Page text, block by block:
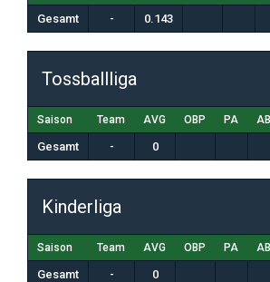
Gesamt - 0.143
Tossballliga
Saison Team AVG OBP PA AB
Gesamt - 0
Kinderliga
Saison Team AVG OBP PA AB
Gesamt - 0